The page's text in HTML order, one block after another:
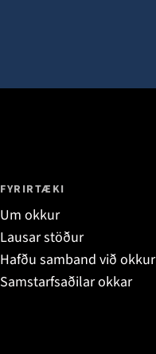
FYRIRTÆKI
Um okkur
Lausar stöður
Hafðu samband við okkur
Samstarfsaðilar okkar